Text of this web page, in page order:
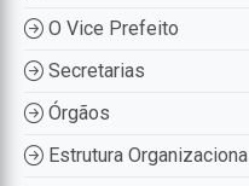
O Vice Prefeito
Secretarias
Órgãos
Estrutura Organizacional